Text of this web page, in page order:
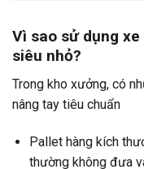
Vì sao sử dụng
siêu nhỏ?
Trong kho xưởng, có
nâng tay tiêu chuẩn
Pallet hàng kích
thường không đưa